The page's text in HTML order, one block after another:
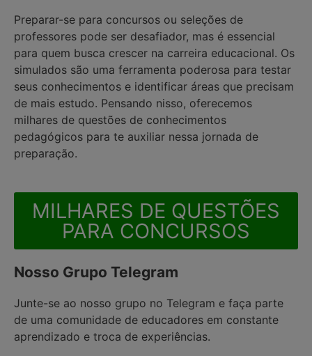
Preparar-se para concursos ou seleções de
professores pode ser desafiador, mas é essencial
para quem busca crescer na carreira educacional. Os
simulados são uma ferramenta poderosa para testar
seus conhecimentos e identificar áreas que precisam
de mais estudo. Pensando nisso, oferecemos
milhares de questões de conhecimentos
pedagógicos para te auxiliar nessa jornada de
preparação.
MILHARES DE QUESTÕES
PARA CONCURSOS
Nosso Grupo Telegram
Junte-se ao nosso grupo no Telegram e faça parte
de uma comunidade de educadores em constante
aprendizado e troca de experiências.